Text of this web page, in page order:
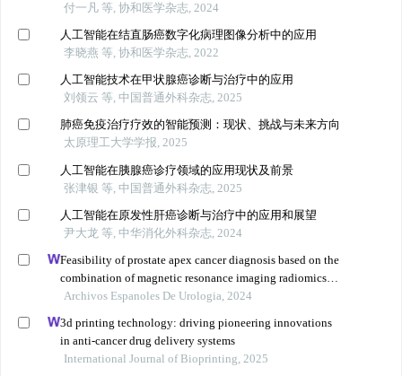
付一凡 等, 协和医学杂志, 2024
人工智能在结直肠癌数字化病理图像分析中的应用
李晓燕 等, 协和医学杂志, 2022
人工智能技术在甲状腺癌诊断与治疗中的应用
刘领云 等, 中国普通外科杂志, 2025
肺癌免疫治疗疗效的智能预测：现状、挑战与未来方向
太原理工大学学报, 2025
人工智能在胰腺癌诊疗领域的应用现状及前景
张津银 等, 中国普通外科杂志, 2025
人工智能在原发性肝癌诊断与治疗中的应用和展望
尹大龙 等, 中华消化外科杂志, 2024
Feasibility of prostate apex cancer diagnosis based on the
combination of magnetic resonance imaging radiomics
and biomarkers
Archivos Espanoles De Urologia, 2024
3d printing technology: driving pioneering innovations
in anti-cancer drug delivery systems
International Journal of Bioprinting, 2025